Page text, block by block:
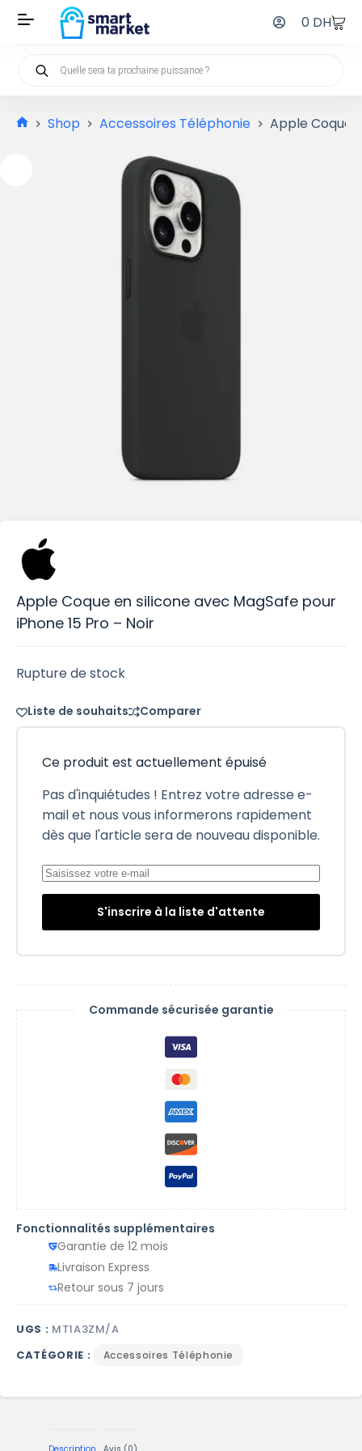
0 DH
Shop Accessoires Téléphonie Apple Coque
Apple Coque en silicone avec MagSafe pour
iPhone 15 Pro – Noir
Rupture de stock
Liste de souhaits Comparer
Ce produit est actuellement épuisé
Pas d'inquiétudes ! Entrez votre adresse e-
mail et nous vous informerons rapidement
dès que l'article sera de nouveau disponible.
S'inscrire à la liste d'attente
Commande sécurisée garantie
Fonctionnalités supplémentaires
Garantie de 12 mois
Livraison Express
Retour sous 7 jours
UGS : MT1A3ZM/A
CATÉGORIE :
Accessoires Téléphonie